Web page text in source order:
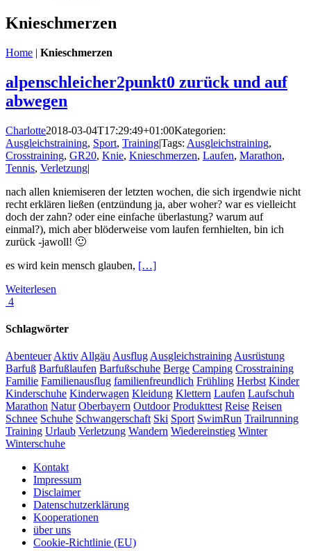
Knieschmerzen
Home | Knieschmerzen
alpenschleicher2punkt0 zurück und auf
abwegen
Charlotte2018-03-04T17:29:49+01:00Kategorien:
Ausgleichstraining, Sport, Training|Tags: Ausgleichstraining,
Crosstraining, GR20, Knie, Knieschmerzen, Laufen, Marathon,
Tennis, Verletzung|
nach allen kniemiseren der letzten wochen, die sich irgendwie nicht
recht erklären ließen (entzündung ja, aber woher? war es vielleicht
doch der zahn? oder eine einfache überlastung? warum auf
einmal?), mich aber blöderweise vom laufen fernhielten, bin ich
zurück -jawoll! 🙂
es wird kein mensch glauben, […]
Weiterlesen
4
Schlagwörter
Abenteuer Aktiv Allgäu Ausflug Ausgleichstraining Ausrüstung
Barfuß Barfußlaufen Barfußschuhe Berge Camping Crosstraining
Familie Familienausflug familienfreundlich Frühling Herbst Kinder
Kinderschuhe Kinderwagen Kleidung Klettern Laufen Laufschuh
Marathon Natur Oberbayern Outdoor Produkttest Reise Reisen
Schnee Schuhe Schwangerschaft Ski Sport SwimRun Trailrunning
Training Urlaub Verletzung Wandern Wiedereinstieg Winter
Winterschuhe
Kontakt
Impressum
Disclaimer
Datenschutzerklärung
Kooperationen
über uns
Cookie-Richtlinie (EU)